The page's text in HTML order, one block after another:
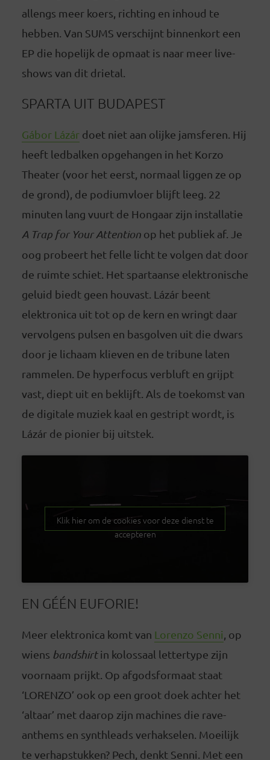
allengs meer koers, richting en inhoud te
hebben. Van SUMS verschijnt binnenkort een
EP die hopelijk de opmaat is naar meer live-
shows van dit drietal.
SPARTA UIT BUDAPEST
Gábor Lázárdoet niet aan olijke jamsferen. Hij
heeft ledbalken opgehangen in het Korzo
Theater (voor het eerst, normaal liggen ze op
de grond), de podiumvloer blijft leeg. 22
minuten lang vuurt de Hongaar zijn installatie
A Trap for Your Attentionop het publiek af. Je
oog probeert het felle licht te volgen dat door
de ruimte schiet. Het spartaanse elektronische
geluid biedt geen houvast. Lázár beent
elektronica uit tot op de kern en wringt daar
vervolgens pulsen en basgolven uit die dwars
door je lichaam klieven en de tribune laten
rammelen. De hyperfocus verbluft en grijpt
vast, diept uit en beklijft. Als de toekomst van
de digitale muziek kaal en gestript wordt, is
Lázár de pionier bij uitstek.
Klik hier om de cookies voor deze dienst te
accepteren
EN GÉÉN EUFORIE!
Meer elektronica komt van Lorenzo Senni , op
wiens bandshirtin kolossaal lettertype zijn
voornaam prijkt. Op afgodsformaat staat
‘LORENZO’ ook op een groot doek achter het
‘altaar’ met daarop zijn machines die rave-
anthems en synthleads verhakselen. Moeilijk
te verhapstukken? Pech, denkt Senni. Met een